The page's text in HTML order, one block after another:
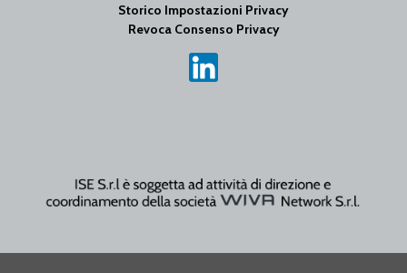
Storico Impostazioni Privacy
Revoca Consenso Privacy